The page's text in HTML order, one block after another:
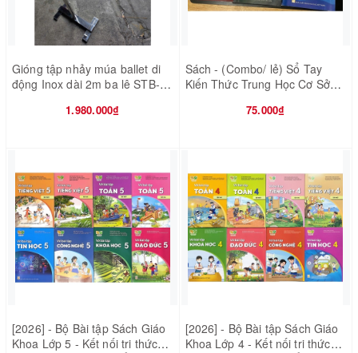
Gióng tập nhảy múa ballet di
động Inox dài 2m ba lê STB-
1.980.000₫
Sách - (Combo/ lẻ) Sổ Tay
Kiến Thức Trung Học Cơ Sở
75.000₫
[2026] - Bộ Bài tập Sách Giáo
Khoa Lớp 5 - Kết nối tri thức
[2026] - Bộ Bài tập Sách Giáo
Khoa Lớp 4 - Kết nối tri thức